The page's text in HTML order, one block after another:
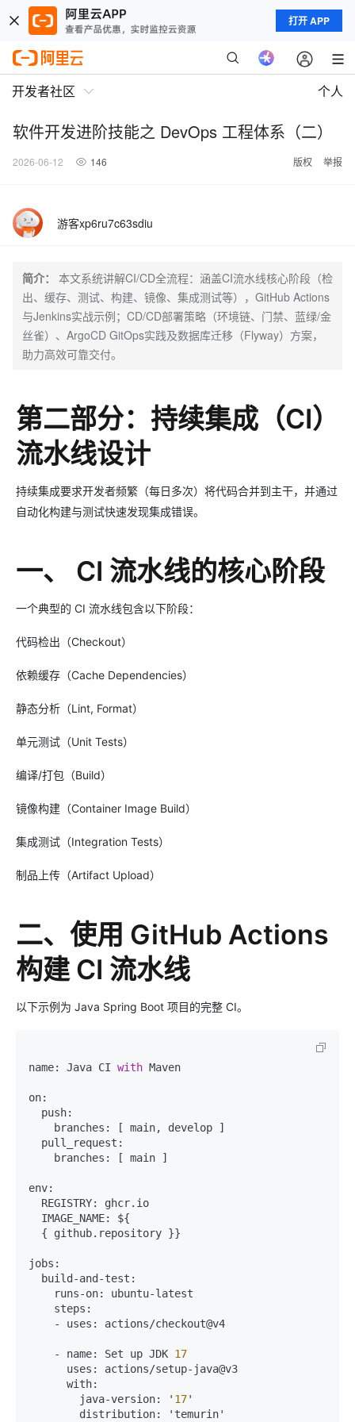
打开 APP
开发者社区 个人
软件开发进阶技能之 DevOps 工程体系（二）
2026-06-12 146 版权 举报
游客xp6ru7c63sdiu
简介：
本文系统讲解CI/CD全流程：涵盖CI流水线核心阶段（检
出、缓存、测试、构建、镜像、集成测试等），GitHub Actions
与Jenkins实战示例；CD/CD部署策略（环境链、门禁、蓝绿/金
丝雀）、ArgoCD GitOps实践及数据库迁移（Flyway）方案，
助力高效可靠交付。
第二部分：持续集成（CI）
流水线设计
持续集成要求开发者频繁（每日多次）将代码合并到主干，并通过
自动化构建与测试快速发现集成错误。
一、 CI 流水线的核心阶段
一个典型的 CI 流水线包含以下阶段：
代码检出（Checkout）
依赖缓存（Cache Dependencies）
静态分析（Lint, Format）
单元测试（Unit Tests）
编译/打包（Build）
镜像构建（Container Image Build）
集成测试（Integration Tests）
制品上传（Artifact Upload）
二、使用 GitHub Actions
构建 CI 流水线
以下示例为 Java Spring Boot 项目的完整 CI。
name: Java CI with Maven
on:
push:
branches:
[ main, develop ]
pull_request:
branches:
[ main ]
env:
REGISTRY:
ghcr.io
IMAGE_NAME:
${
jobs:
build-and-test:
runs-on:
ubuntu-latest
steps:
-
uses: actions/checkout@v4
- name: Set up JDK 17
uses:
actions/setup-java@v3
with:
java-version:
' 17'
distribution:
'temurin'